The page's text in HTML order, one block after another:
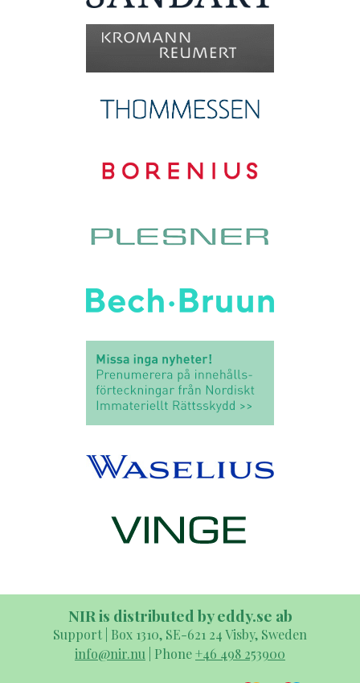
NIR is distributed by eddy.se ab
Support | Box 1310, SE-621 24 Visby, Sweden
info@nir.nu | Phone+46 498 253900